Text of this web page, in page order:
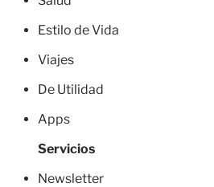
Estilo de Vida
Viajes
De Utilidad
Apps
Servicios
Newsletter